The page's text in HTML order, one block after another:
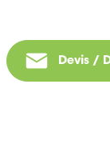
Devis /